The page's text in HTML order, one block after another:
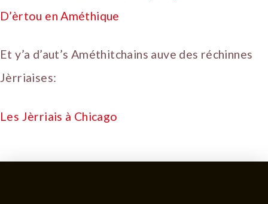
D’èrtou en Améthique
Et y’a d’aut’s Améthitchains auve des réchinnes
Jèrriaises:
Les Jèrriais à Chicago